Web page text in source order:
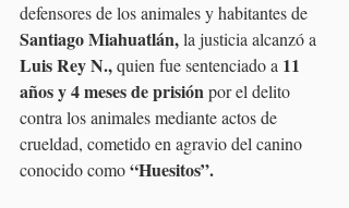
defensores de los animales y habitantes de
Santiago Miahuatlán, la justicia alcanzó a
Luis Rey N., quien fue sentenciado a 11
años y 4 meses de prisión por el delito
contra los animales mediante actos de
crueldad, cometido en agravio del canino
conocido como “Huesitos”.